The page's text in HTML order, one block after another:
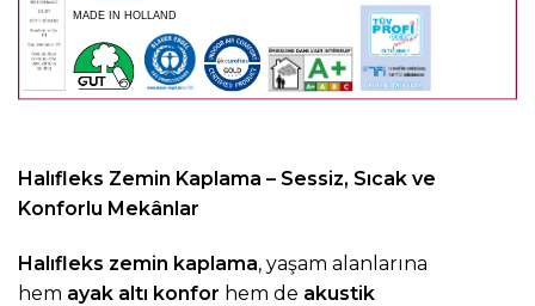
Halıfleks Zemin Kaplama – Sessiz, Sıcak ve
Konforlu Mekânlar
Halıfleks zemin kaplama, yaşam alanlarına
hem ayak altı konfor hem de akustik